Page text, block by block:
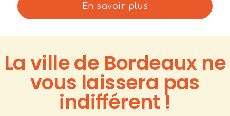
En savoir plus
La ville de Bordeaux ne
vous laissera pas
indifférent !